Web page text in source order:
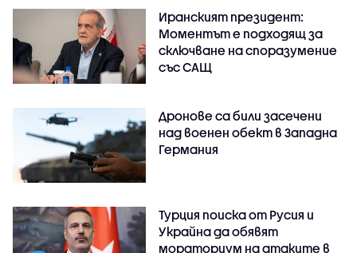
Иранският президент:
Моментът е подходящ за
сключване на споразумение
със САЩ
Дронове са били засечени
над военен обект в Западна
Германия
Турция поиска от Русия и
Украйна да обявят
мораториум на атаките в